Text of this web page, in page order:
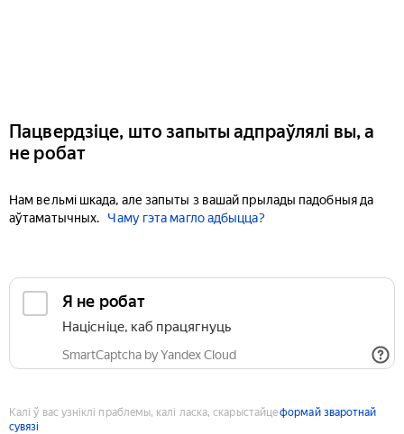
Пацвердзіце, што запыты адпраўлялі вы, а
не робат
Нам вельмі шкада, але запыты з вашай прылады падобныя да
аўтаматычных.
Чаму гэта магло адбыцца?
Я не робат
Націсніце, каб працягнуць
SmartCaptcha by Yandex Cloud
Калі ў вас узніклі праблемы, калі ласка, скарыстайцеформай зваротнай
сувязі